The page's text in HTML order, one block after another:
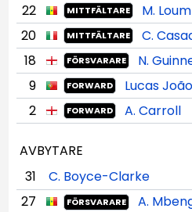
22
MITTFÄLTARE M. Loum
20 MITTFÄLTARE
C.
18
FÖRSVARARE
N.
9
FORWARD
Lucas João
2
FORWARD A. Carroll
AVBYTARE
31
C. Boyce-Clarke
27
FÖRSVARARE A.